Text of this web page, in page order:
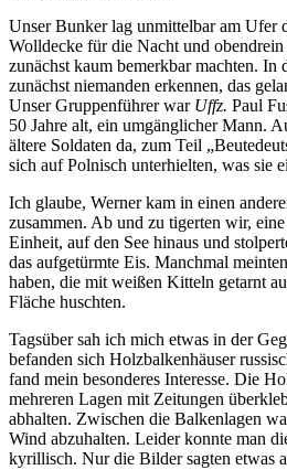
Unser Bunker lag unmittelbar am Ufer
Wolldecke für die Nacht und
zunächst kaum bemerkbar machten. In
zunächst niemanden erkennen, das
Unser Gruppenführer war Uffz. Paul
50 Jahre alt, ein umgänglicher Mann.
ältere Soldaten da, zum Teil
sich auf Polnisch unterhielten, was sie
Ich glaube, Werner kam in einen
zusammen. Ab und zu tigerten wir,
Einheit, auf den See hinaus und
das aufgetürmte Eis. Manchmal
haben, die mit weißen Kitteln getarnt
Fläche huschten.
Tagsüber sah ich mich etwas in der
befanden sich Holzbalkenhäuser
fand mein besonderes Interesse. Die
mehreren Lagen mit Zeitungen
abhalten. Zwischen die Balkenlagen
Wind abzuhalten. Leider konnte man
kyrillisch. Nur die Bilder sagten etwas